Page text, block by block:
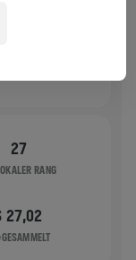
27
RANG
27,02
GESAMMELT